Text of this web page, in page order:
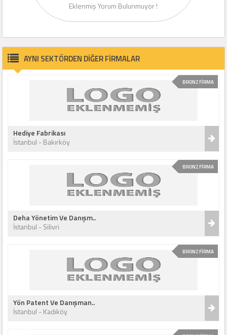
Eklenmiş Yorum Bulunmuyor !
AYNI SEKTÖRDEN DİĞER FİRMALAR
BRONZ FİRMA
Hediye Fabrikası
İstanbul - Bakırköy
BRONZ FİRMA
Deha Yönetim Ve Danışm..
İstanbul - Silivri
BRONZ FİRMA
Yön Patent Ve Danışman..
İstanbul - Kadıköy